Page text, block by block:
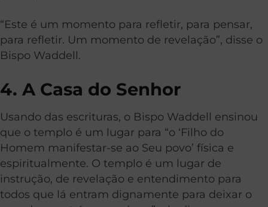
“Este é um momento para refletir, para pensar,
para refletir. Um momento de revelação”, disse o
Bispo Waddell.
4. A Casa do Senhor
Usando das escrituras, o Bispo Waddell ensinou
que o templo é um lugar para “o ‘Filho do
Homem manifestar-se ao Seu povo’ física e
espiritualmente. O templo é um lugar de
instrução, de revelação e entendimento para
todos que lá entram dignamente para deixar o